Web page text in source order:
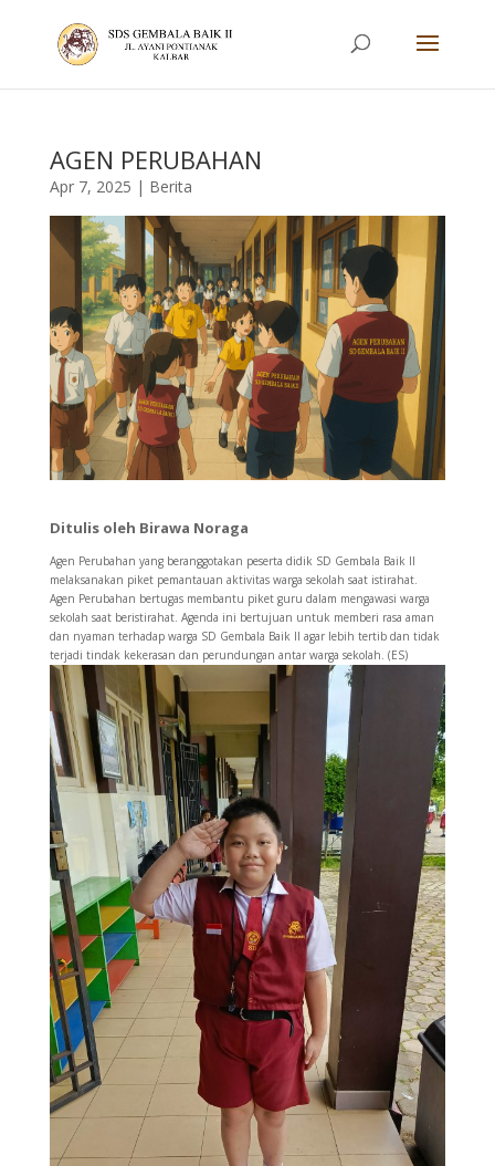
AGEN PERUBAHAN
Apr 7, 2025 | Berita
Ditulis oleh Birawa Noraga
Agen Perubahan yang beranggotakan peserta didik SD Gembala Baik II
melaksanakan piket pemantauan aktivitas warga sekolah saat istirahat.
Agen Perubahan bertugas membantu piket guru dalam mengawasi warga
sekolah saat beristirahat. Agenda ini bertujuan untuk memberi rasa aman
dan nyaman terhadap warga SD Gembala Baik II agar lebih tertib dan tidak
terjadi tindak kekerasan dan perundungan antar warga sekolah. (ES)